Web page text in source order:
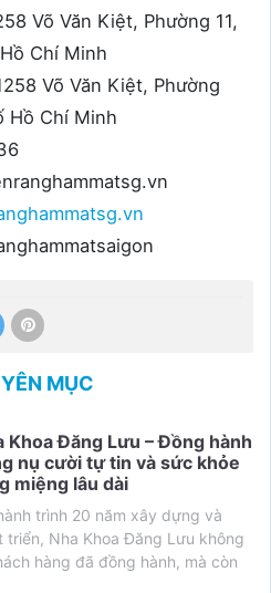
Võ Văn Kiệt, Phường 11,
Chí Minh
Võ Văn Kiệt, Phường
Hồ Chí Minh
MỤC
Khoa Đăng Lưu – Đồng hành
nụ cười tự tin và sức khỏe
miệng lâu dài
trình 20 năm xây dựng và
triển, Nha Khoa Đăng Lưu không
hàng đã đồng hành, mà còn